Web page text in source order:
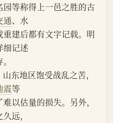
等称得上一邑之胜的古
通、水
建后都有文字记载。明
细记述
震等
以估量的损失。另外，
远，